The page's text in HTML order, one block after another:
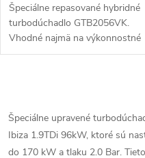
Špeciálne repasované hybridné
turbodúchadlo GTB2056VK.
Vhodné najmä na výkonnostné
úpravy ako napr. chiptuning.
v
l
Špeciálne upravené
Ibiza 1.9TDi 96kW, ktoré sú
do 170 kW a tlaku 2.0 Bar.